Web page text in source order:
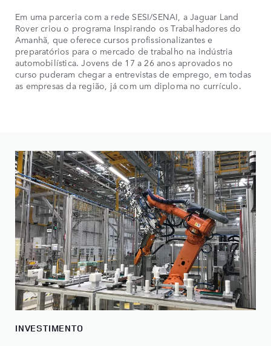
Em uma parceria com a rede SESI/SENAI, a Jaguar Land
Rover criou o programa Inspirando os Trabalhadores do
Amanhã, que oferece cursos profissionalizantes e
preparatórios para o mercado de trabalho na indústria
automobilística. Jovens de 17 a 26 anos aprovados no
curso puderam chegar a entrevistas de emprego, em todas
as empresas da região, já com um diploma no currículo.
INVESTIMENTO